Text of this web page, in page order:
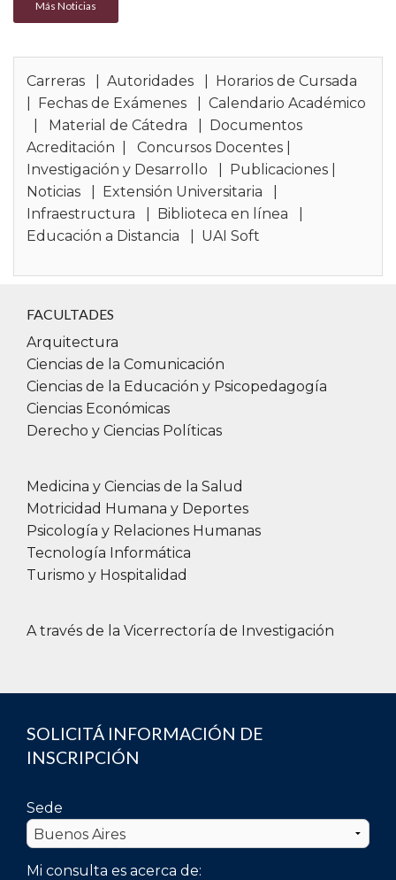
Más Noticias
Carreras |Autoridades
Horarios de Cursada
Fechas de Exámenes |Calendario Académico
Material de Cátedra
Documentos
Acreditación |Concursos Docentes
Investigación y Desarrollo
Publicaciones
Noticias
Extensión Universitaria
Infraestructura
Biblioteca en línea
Educación a Distancia
UAI Soft
FACULTADES
Arquitectura
Ciencias de la Comunicación
Ciencias de la Educación y Psicopedagogía
Ciencias Económicas
Derecho y Ciencias Políticas
Medicina y Ciencias de la Salud
Motricidad Humana y Deportes
Psicología y Relaciones Humanas
Tecnología Informática
Turismo y Hospitalidad
A través de la Vicerrectoría de Investigación
SOLICITÁ INFORMACIÓN DE
INSCRIPCIÓN
Sede
Mi consulta es acerca de: